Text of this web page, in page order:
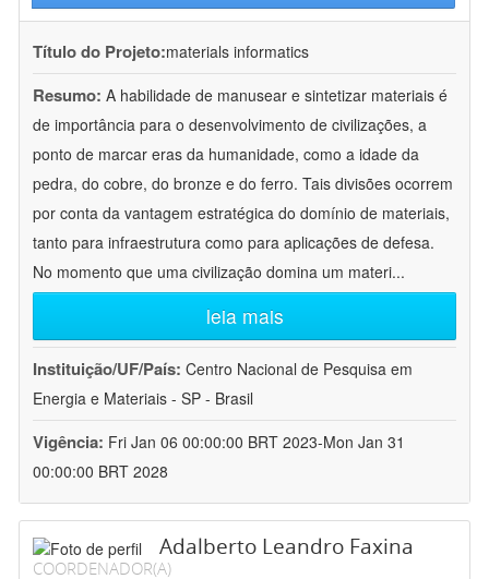
Título do Projeto:materials informatics
Resumo: A habilidade de manusear e sintetizar materiais é
de importância para o desenvolvimento de civilizações, a
ponto de marcar eras da humanidade, como a idade da
pedra, do cobre, do bronze e do ferro. Tais divisões ocorrem
por conta da vantagem estratégica do domínio de materiais,
tanto para infraestrutura como para aplicações de defesa.
No momento que uma civilização domina um materi...
leia mais
Instituição/UF/País: Centro Nacional de Pesquisa em
Energia e Materiais - SP - Brasil
Vigência: Fri Jan 06 00:00:00 BRT 2023-Mon Jan 31
00:00:00 BRT 2028
Adalberto Leandro Faxina
COORDENADOR(A)